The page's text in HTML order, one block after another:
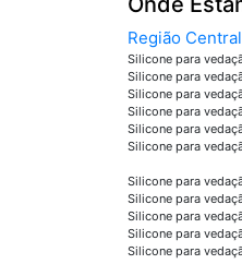
Região Central
Silicone para
Silicone para
Silicone para
Silicone para
Silicone para
Silicone para
Silicone para
Silicone para
Silicone para
Silicone para
Silicone para